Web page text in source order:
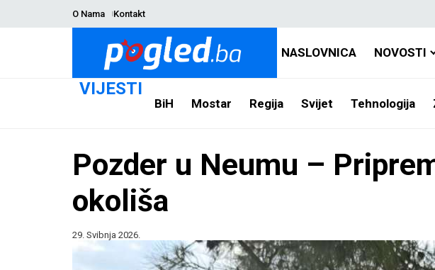
O Nama Kontakt
NASLOVNICA NOVOSTI
VIJESTI
BiH Mostar Regija Svijet Tehnologija
Pozder u Neumu –
okoliša
29. Svibnja 2026.